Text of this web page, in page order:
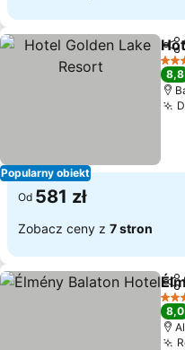
Popularny obiekt
4
8,8
Od 581 zł
Zobacz ceny z 7 stron
3
8,0